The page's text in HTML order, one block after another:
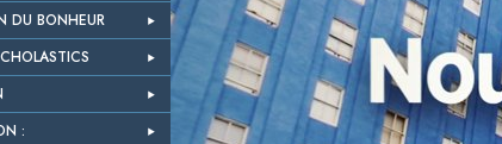
DU BONHEUR
: